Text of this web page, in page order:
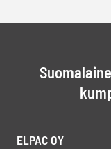
ELPAC OY